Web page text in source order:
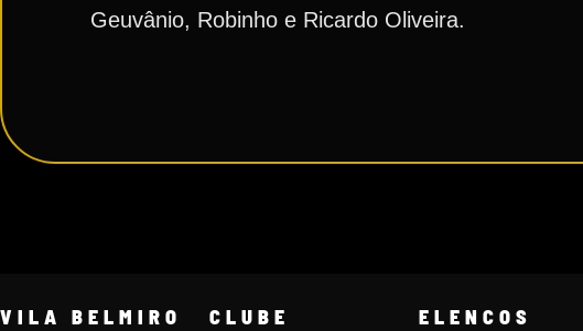
Geuvânio, Robinho e Ricardo Oliveira.
VILA BELMIRO CLUBE ELENCOS